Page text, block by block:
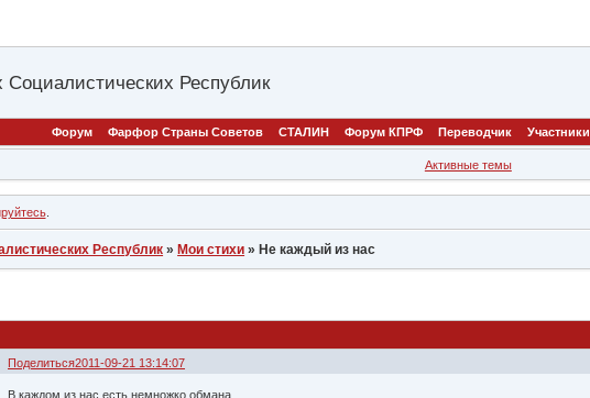
Республик
Форум Фарфор Страны Советов СТАЛИН Форум КПРФ Переводчик Участники
Активные темы
.
Республик » Мои стихи » Не каждый из нас
Поделиться2011-09-21 13:14:07
В каждом из нас есть немножко обмана